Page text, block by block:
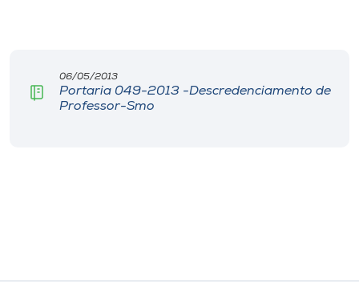
06/05/2013
Portaria 049-2013 -Descredenciamento de
Professor-Smo